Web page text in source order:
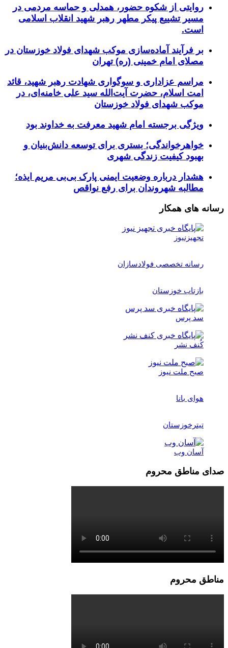
روایتی از شکوه حضور، همدلی و حماسه مردمی در
مسیر تشییع پیکر مطهر رهبر شهید انقلاب اسلامی
است.
بر فرآیند آماده‌سازی موکب شهدای فولاد خوزستان در
مصلای امام خمینی (ره) تهران
مراسم عزاداری و سوگواری شهادت رهبر شهید، قائد
امت اسلام، حضرت آیت‌الله سید علی خامنه‌ای، در
موکب شهدای فولاد خوزستان
ویژگی برجسته امام شهید معرفت به خداوند بود
خواهرخواندگی؛ بستری برای توسعه دانش‌بنیان و
بهبود کیفیت زندگی شهری
هشدار درباره وضعیت ایمنی پارک بی‌بی مریم ایذه؛
مطالبه شهروندان برای رفع نواقص
رسانه های همکار
تجهیزنیوز
رسانه تخصصی فولادسازان
بازتاب خوزستان
سد پرس
کُنف نشر
صبح ملت نیوز
هوای بانا
تیترخوزستان
آسان وب
صدای مناطق محروم
مناطق محروم